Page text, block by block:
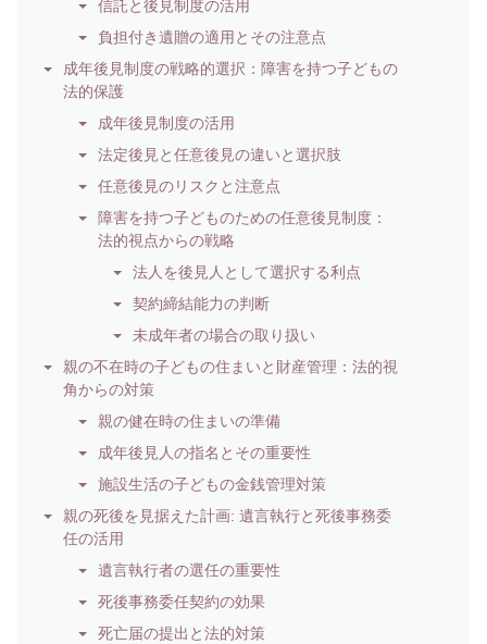
信託と後見制度の活用
負担付き遺贈の適用とその注意点
成年後見制度の戦略的選択：障害を持つ子どもの
法的保護
成年後見制度の活用
法定後見と任意後見の違いと選択肢
任意後見のリスクと注意点
障害を持つ子どものための任意後見制度：
法的視点からの戦略
法人を後見人として選択する利点
契約締結能力の判断
未成年者の場合の取り扱い
親の不在時の子どもの住まいと財産管理：法的視
角からの対策
親の健在時の住まいの準備
成年後見人の指名とその重要性
施設生活の子どもの金銭管理対策
親の死後を見据えた計画: 遺言執行と死後事務委
任の活用
遺言執行者の選任の重要性
死後事務委任契約の効果
死亡届の提出と法的対策